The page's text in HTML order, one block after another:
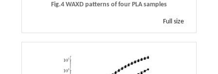
Fig.4 WAXD patterns of four PLA samples
Full size